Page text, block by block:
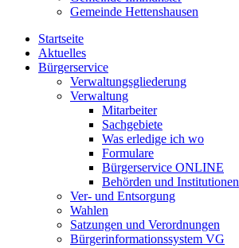
Gemeinde Hettenshausen
Startseite
Aktuelles
Bürgerservice
Verwaltungsgliederung
Verwaltung
Mitarbeiter
Sachgebiete
Was erledige ich wo
Formulare
Bürgerservice ONLINE
Behörden und Institutionen
Ver- und Entsorgung
Wahlen
Satzungen und Verordnungen
Bürgerinformationssystem VG